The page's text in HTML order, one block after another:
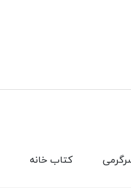
کتاب خانه